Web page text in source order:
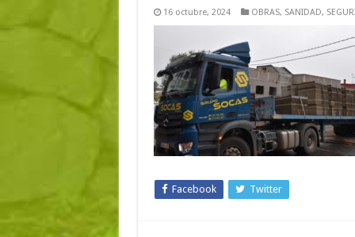
16 octubre, 2024 OBRAS, SANIDAD,
Facebook Twitter